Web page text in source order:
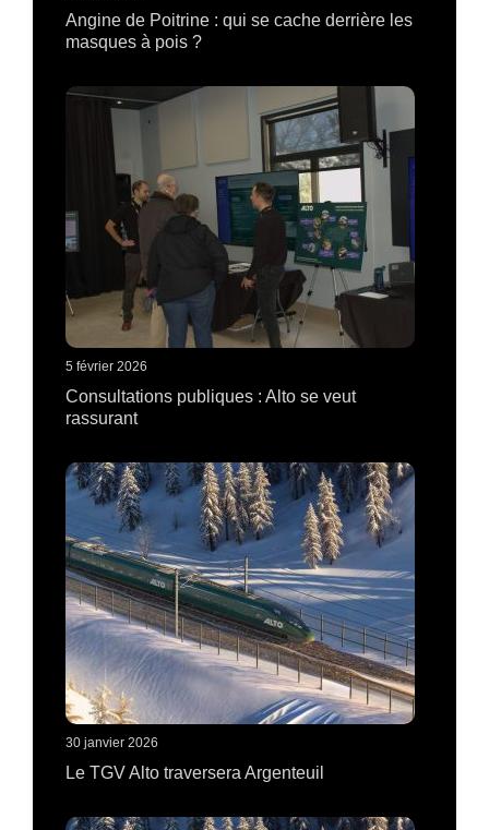
Angine de Poitrine : qui se cache derrière les
masques à pois ?
5 février 2026
Consultations publiques : Alto se veut
rassurant
30 janvier 2026
Le TGV Alto traversera Argenteuil